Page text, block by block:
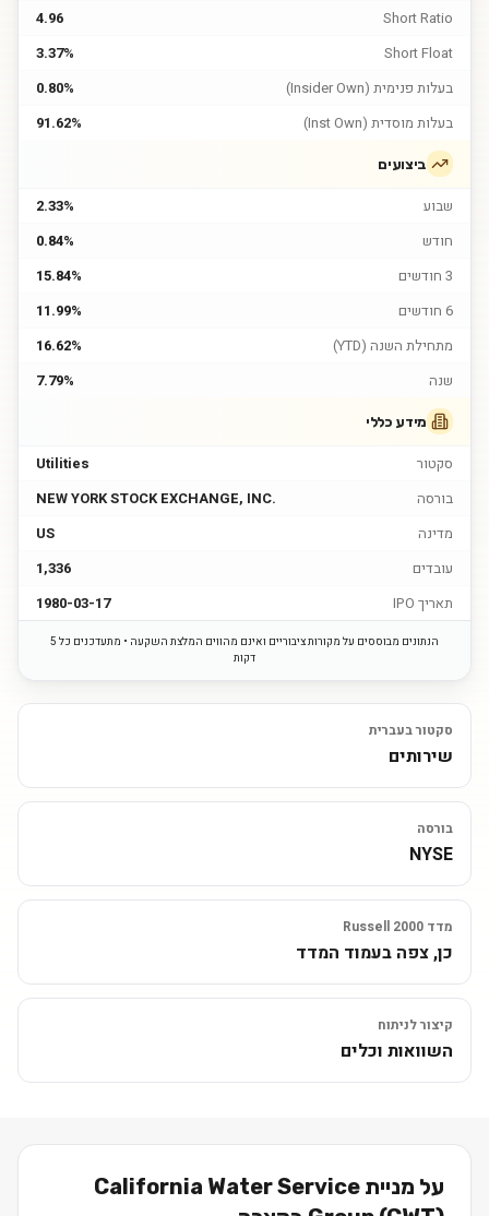
Short Ratio
4.96
Short Float
3.37%
בעלות פנימית (Insider Own)
0.80%
בעלות מוסדית (Inst Own)
91.62%
ביצועים
שבוע
2.33%
חודש
0.84%
3 חודשים
15.84%
6 חודשים
11.99%
מתחילת השנה (YTD)
16.62%
שנה
7.79%
מידע כללי
סקטור
Utilities
בורסה
NEW YORK STOCK EXCHANGE, INC.
מדינה
US
עובדים
1,336
תאריך IPO
1980-03-17
הנתונים מבוססים על מקורות ציבוריים ואינם מהווים המלצת השקעה • מתעדכנים כל 5
דקות
סקטור בעברית
שירותים
בורסה
NYSE
מדד Russell 2000
כן, צפה בעמוד המדד
קיצור לניתוח
השוואות וכלים
על מניית California Water Service